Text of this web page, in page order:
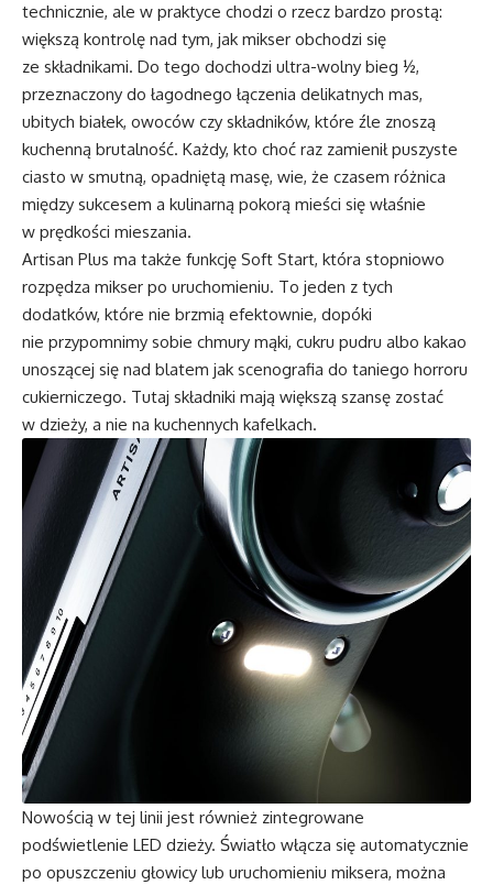
technicznie, ale w praktyce chodzi o rzecz bardzo prostą:
większą kontrolę nad tym, jak mikser obchodzi się
ze składnikami. Do tego dochodzi ultra-wolny bieg ½,
przeznaczony do łagodnego łączenia delikatnych mas,
ubitych białek, owoców czy składników, które źle znoszą
kuchenną brutalność. Każdy, kto choć raz zamienił puszyste
ciasto w smutną, opadniętą masę, wie, że czasem różnica
między sukcesem a kulinarną pokorą mieści się właśnie
w prędkości mieszania.
Artisan Plus ma także funkcję Soft Start, która stopniowo
rozpędza mikser po uruchomieniu. To jeden z tych
dodatków, które nie brzmią efektownie, dopóki
nie przypomnimy sobie chmury mąki, cukru pudru albo kakao
unoszącej się nad blatem jak scenografia do taniego horroru
cukierniczego. Tutaj składniki mają większą szansę zostać
w dzieży, a nie na kuchennych kafelkach.
Nowością w tej linii jest również zintegrowane
podświetlenie LED dzieży. Światło włącza się automatycznie
po opuszczeniu głowicy lub uruchomieniu miksera, można